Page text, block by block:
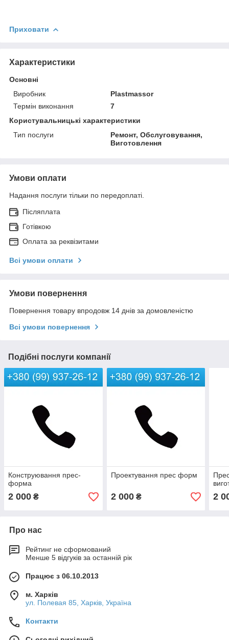
Приховати
Характеристики
Основні
Виробник
Plastmassor
Термін виконання
7
Користувальницькі характеристики
Тип послуги
Ремонт, Обслуговування,
Виготовлення
Умови оплати
Надання послуги тільки по передоплаті.
Післяплата
Готівкою
Оплата за реквізитами
Всі умови оплати
Умови повернення
Повернення товару впродовж 14 днів за домовленістю
Всі умови повернення
Подібні послуги компанії
Конструювання прес-
форма
2 000 ₴
Проектування прес форм
2 000₴ 2
Про нас
Рейтинг не сформований
Менше 5 відгуків за останній рік
Працює з 06.10.2013
м. Харків
ул. Полевая 85, Харків, Україна
Контакти